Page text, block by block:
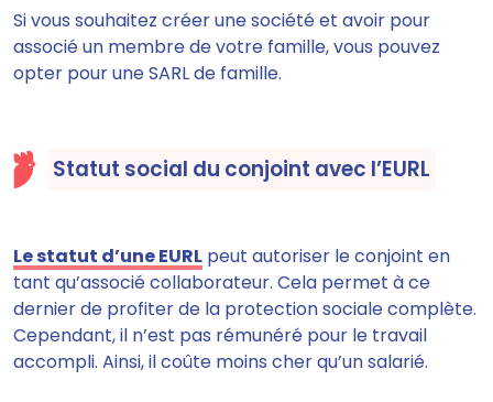
Si vous souhaitez créer une société et avoir pour
associé un membre de votre famille, vous pouvez
opter pour une SARL de famille.
Statut social du conjoint avec l’EURL
Le statut d’une EURL peut autoriser le conjoint en
tant qu’associé collaborateur. Cela permet à ce
dernier de profiter de la protection sociale complète.
Cependant, il n’est pas rémunéré pour le travail
accompli. Ainsi, il coûte moins cher qu’un salarié.